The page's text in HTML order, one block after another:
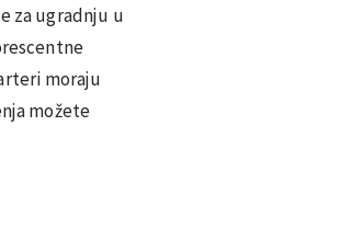
za ugradnju u
moraju
možete